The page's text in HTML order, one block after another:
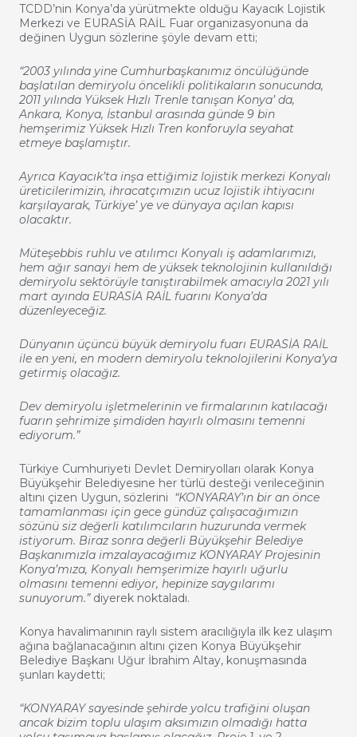
TCDD’nin Konya’da yürütmekte olduğu Kayacık Lojistik
Merkezi ve EURASİA RAİL Fuar organizasyonuna da
değinen Uygun sözlerine şöyle devam etti;
“2003 yılında yine Cumhurbaşkanımız öncülüğünde
başlatılan demiryolu öncelikli politikaların sonucunda,
2011 yılında Yüksek Hızlı Trenle tanışan Konya’ da,
Ankara, Konya, İstanbul arasında günde 9 bin
hemşerimiz Yüksek Hızlı Tren konforuyla seyahat
etmeye başlamıştır.
Ayrıca Kayacık’ta inşa ettiğimiz lojistik merkezi Konyalı
üreticilerimizin, ihracatçımızın ucuz lojistik ihtiyacını
karşılayarak, Türkiye’ ye ve dünyaya açılan kapısı
olacaktır.
Müteşebbis ruhlu ve atılımcı Konyalı iş adamlarımızı,
hem ağır sanayi hem de yüksek teknolojinin kullanıldığı
demiryolu sektörüyle tanıştırabilmek amacıyla 2021 yılı
mart ayında EURASİA RAİL fuarını Konya’da
düzenleyeceğiz.
Dünyanın üçüncü büyük demiryolu fuarı EURASİA RAİL
ile en yeni, en modern demiryolu teknolojilerini Konya’ya
getirmiş olacağız.
Dev demiryolu işletmelerinin ve firmalarının katılacağı
fuarın şehrimize şimdiden hayırlı olmasını temenni
ediyorum.”
Türkiye Cumhuriyeti Devlet Demiryolları olarak Konya
Büyükşehir Belediyesine her türlü desteği verileceğinin
altını çizen Uygun, sözlerini “KONYARAY’ın bir an önce
tamamlanması için gece gündüz çalışacağımızın
sözünü siz değerli katılımcıların huzurunda vermek
istiyorum. Biraz sonra değerli Büyükşehir Belediye
Başkanımızla imzalayacağımız KONYARAY Projesinin
Konya’mıza, Konyalı hemşerimize hayırlı uğurlu
olmasını temenni ediyor, hepinize saygılarımı
sunuyorum.”diyerek noktaladı.
Konya havalimanının raylı sistem aracılığıyla ilk kez ulaşım
ağına bağlanacağının altını çizen Konya Büyükşehir
Belediye Başkanı Uğur İbrahim Altay, konuşmasında
şunları kaydetti;
“KONYARAY sayesinde şehirde yolcu trafiğini oluşan
ancak bizim toplu ulaşım aksımızın olmadığı hatta